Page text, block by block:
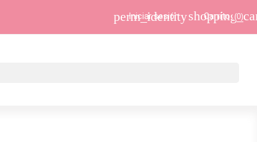
perm_identity
Iniciar sesión Carrito (0)